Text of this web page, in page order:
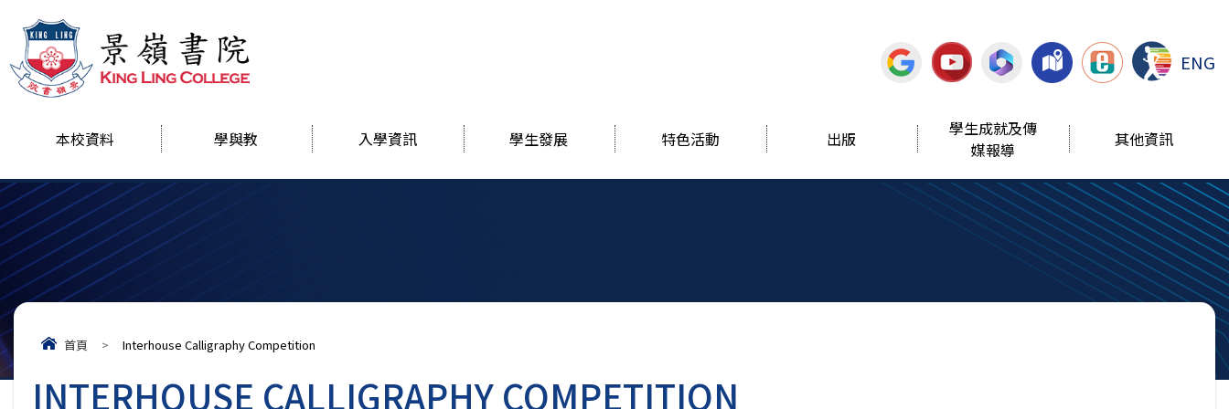
ENG
本校資料 學與教 入學資訊 學生發展 特色活動 出版
學生成就及傳
媒報導
其他資訊
首頁 > Interhouse Calligraphy Competition
INTERHOUSE CALLIGRAPHY COMPETITION